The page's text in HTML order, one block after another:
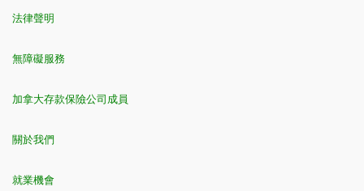
法律聲明
無障礙服務
加拿大存款保險公司成員
關於我們
就業機會